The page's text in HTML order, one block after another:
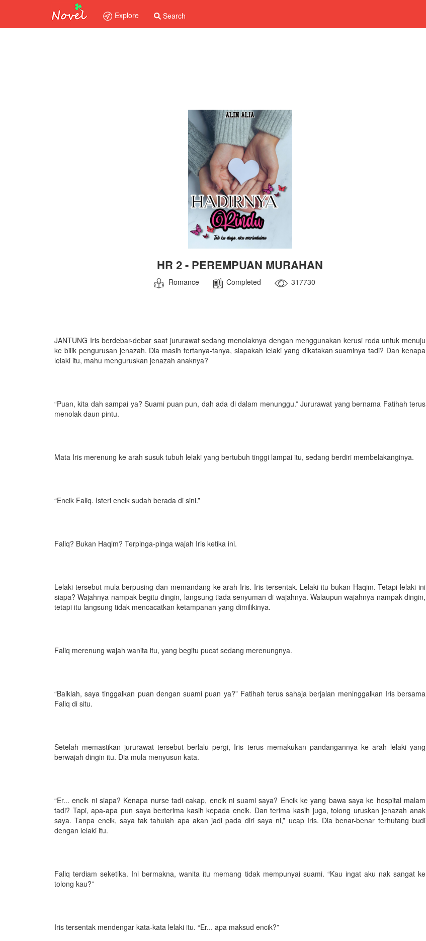
Explore Search
HR 2 - PEREMPUAN MURAHAN
Romance Completed 317730
JANTUNG Iris berdebar-debar saat jururawat sedang menolaknya dengan menggunakan kerusi roda untuk menuju
ke bilik pengurusan jenazah. Dia masih tertanya-tanya, siapakah lelaki yang dikatakan suaminya tadi? Dan kenapa
lelaki itu, mahu menguruskan jenazah anaknya?
“Puan, kita dah sampai ya? Suami puan pun, dah ada di dalam menunggu.” Jururawat yang bernama Fatihah terus
menolak daun pintu.
Mata Iris merenung ke arah susuk tubuh lelaki yang bertubuh tinggi lampai itu, sedang berdiri membelakanginya.
“Encik Faliq. Isteri encik sudah berada di sini.”
Faliq? Bukan Haqim? Terpinga-pinga wajah Iris ketika ini.
Lelaki tersebut mula berpusing dan memandang ke arah Iris. Iris tersentak. Lelaki itu bukan Haqim. Tetapi lelaki ini
siapa? Wajahnya nampak begitu dingin, langsung tiada senyuman di wajahnya. Walaupun wajahnya nampak dingin,
tetapi itu langsung tidak mencacatkan ketampanan yang dimilikinya.
Faliq merenung wajah wanita itu, yang begitu pucat sedang merenungnya.
“Baiklah, saya tinggalkan puan dengan suami puan ya?” Fatihah terus sahaja berjalan meninggalkan Iris bersama
Faliq di situ.
Setelah memastikan jururawat tersebut berlalu pergi, Iris terus memakukan pandangannya ke arah lelaki yang
berwajah dingin itu. Dia mula menyusun kata.
“Er... encik ni siapa? Kenapa nurse tadi cakap, encik ni suami saya? Encik ke yang bawa saya ke hospital malam
tadi? Tapi, apa-apa pun saya berterima kasih kepada encik. Dan terima kasih juga, tolong uruskan jenazah anak
saya. Tanpa encik, saya tak tahulah apa akan jadi pada diri saya ni,” ucap Iris. Dia benar-benar terhutang budi
dengan lelaki itu.
Faliq terdiam seketika. Ini bermakna, wanita itu memang tidak mempunyai suami. “Kau ingat aku nak sangat ke
tolong kau?”
Iris tersentak mendengar kata-kata lelaki itu. “Er... apa maksud encik?”